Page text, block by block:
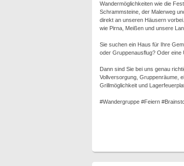
Wandermöglichkeiten wie die
Schrammsteine, der Malerweg
direkt an unseren Häusern
wie Pirna, Meißen und unsere
Sie suchen ein Haus für Ihre
oder Gruppenausflug? Oder eine
Dann sind Sie bei uns genau
Vollversorgung, Gruppenräume,
Grillmöglichkeit und
#Wandergruppe #Feiern